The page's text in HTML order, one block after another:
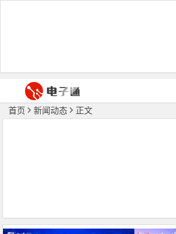
首页 新闻动态 正文